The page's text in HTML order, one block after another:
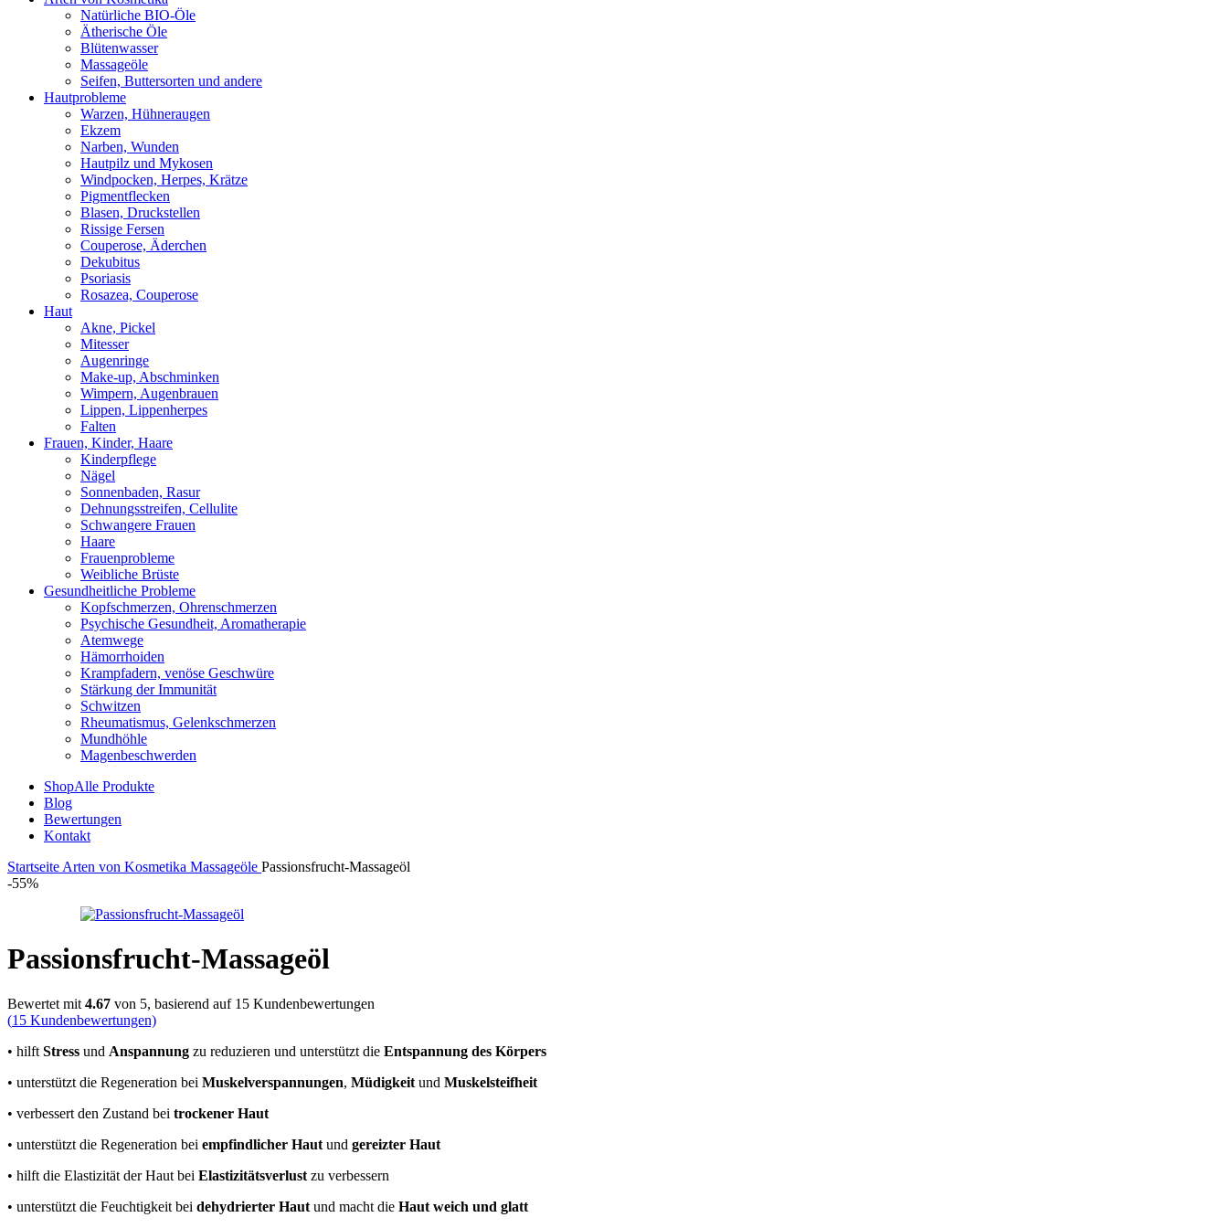
Natürliche BIO-Öle
Ätherische Öle
Blütenwasser
Massageöle
Seifen, Buttersorten und andere
Hautprobleme
Warzen, Hühneraugen
Ekzem
Narben, Wunden
Hautpilz und Mykosen
Windpocken, Herpes, Krätze
Pigmentflecken
Blasen, Druckstellen
Rissige Fersen
Couperose, Äderchen
Dekubitus
Psoriasis
Rosazea, Couperose
Haut
Akne, Pickel
Mitesser
Augenringe
Make-up, Abschminken
Wimpern, Augenbrauen
Lippen, Lippenherpes
Falten
Frauen, Kinder, Haare
Kinderpflege
Nägel
Sonnenbaden, Rasur
Dehnungsstreifen, Cellulite
Schwangere Frauen
Haare
Frauenprobleme
Weibliche Brüste
Gesundheitliche Probleme
Kopfschmerzen, Ohrenschmerzen
Psychische Gesundheit, Aromatherapie
Atemwege
Hämorrhoiden
Krampfadern, venöse Geschwüre
Stärkung der Immunität
Schwitzen
Rheumatismus, Gelenkschmerzen
Mundhöhle
Magenbeschwerden
ShopAlle Produkte
Blog
Bewertungen
Kontakt
Startseite Arten von Kosmetika Massageöle Passionsfrucht-Massageöl
-55%
Passionsfrucht-Massageöl
Bewertet mit 4.67 von 5, basierend auf 15 Kundenbewertungen
(15 Kundenbewertungen)
• hilft Stress und Anspannung zu reduzieren und unterstützt die Entspannung des Körpers
• unterstützt die Regeneration bei Muskelverspannungen, Müdigkeit und Muskelsteifheit
• verbessert den Zustand bei trockener Haut
• unterstützt die Regeneration bei empfindlicher Haut und gereizter Haut
• hilft die Elastizität der Haut bei Elastizitätsverlust zu verbessern
• unterstützt die Feuchtigkeit bei dehydrierter Haut und macht die Haut weich und glatt